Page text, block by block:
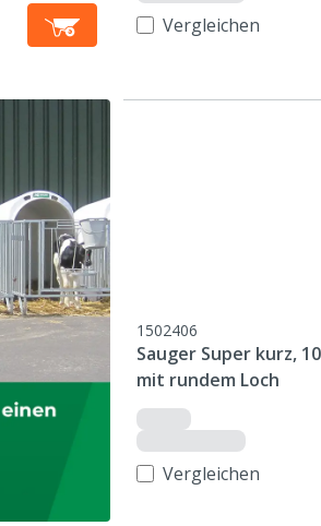
Vergleichen
1502406
Sauger Super kurz,
mit rundem Loch
Vergleichen